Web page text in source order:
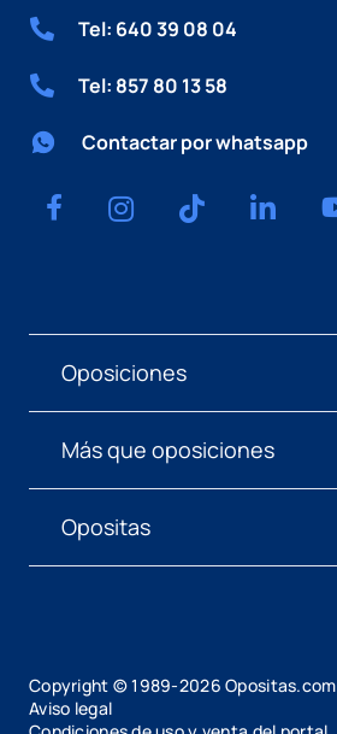
Tel: 640 39 08 04
Tel: 857 80 13 58
Contactar por whatsapp
Oposiciones
Más que oposiciones
Opositas
Copyright © 1989-2026 Opositas.com
Aviso legal